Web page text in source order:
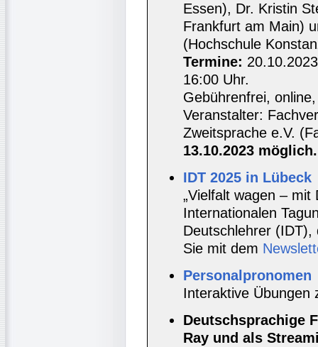
Essen), Dr. Kristin
Frankfurt am Main)
(Hochschule
Termine:
16:00 Uhr.
Gebührenfrei,
Veranstalter:
Zweitsprache e.V.
13.10.2023 möglich.
IDT 2025 in Lübeck
„Vielfalt wagen –
Internationalen
Deutschlehrer
Sie mit dem
Personalpronomen
Interaktive Übungen
Deutschsprachige
Ray und als